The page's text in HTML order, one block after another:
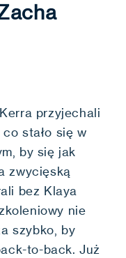
przyjechali
stało się w
by się jak
zwycięską
bez Klaya
nie
szybko, by
to-back. Już